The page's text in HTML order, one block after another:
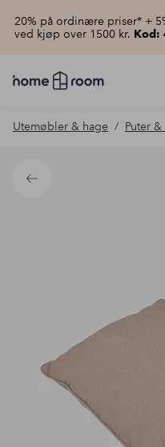
20% på ordinære priser* +
ved kjøp over 1500 kr. Kod:
Homeroom
–
hjemmet
pris
Utemøbler & hage Puter
Tilbake